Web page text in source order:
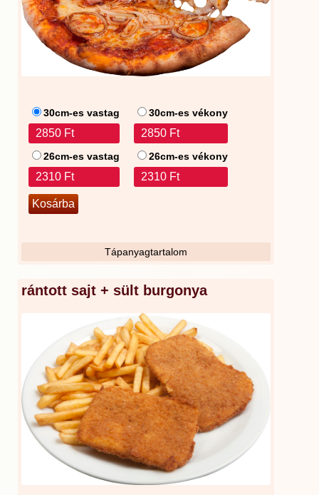
30cm-es vastag
2850 Ft
30cm-es vékony
2850 Ft
26cm-es vastag
2310 Ft
26cm-es vékony
2310 Ft
Tápanyagtartalom
rántott sajt + sült burgonya